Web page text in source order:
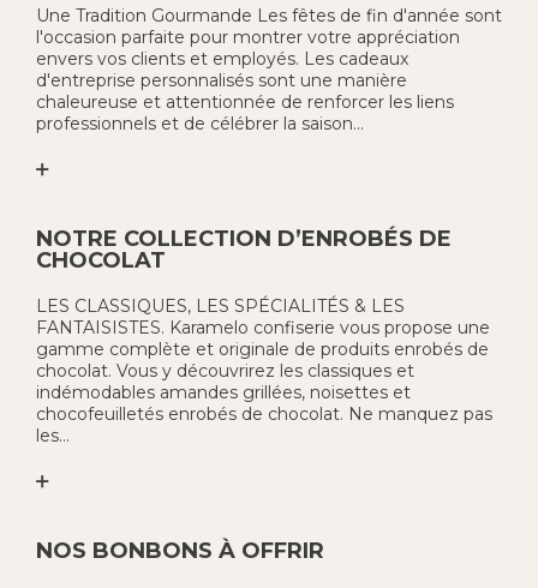
Une Tradition Gourmande Les fêtes de fin d'année sont
l'occasion parfaite pour montrer votre appréciation
envers vos clients et employés. Les cadeaux
d'entreprise personnalisés sont une manière
chaleureuse et attentionnée de renforcer les liens
professionnels et de célébrer la saison...
NOTRE COLLECTION D’ENROBÉS DE
CHOCOLAT
LES CLASSIQUES, LES SPÉCIALITÉS & LES
FANTAISISTES. Karamelo confiserie vous propose une
gamme complète et originale de produits enrobés de
chocolat. Vous y découvrirez les classiques et
indémodables amandes grillées, noisettes et
chocofeuilletés enrobés de chocolat. Ne manquez pas
les...
NOS BONBONS À OFFRIR